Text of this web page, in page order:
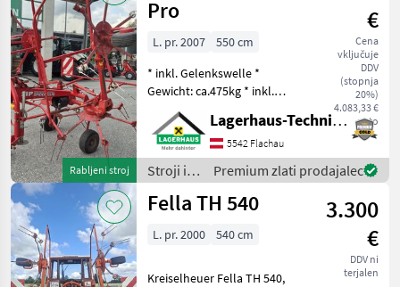
in
spravilo
/ Kuhn
Rabljeni stroj
Pro
€
Cena
vključuje
DDV
(stopnja
20%)
4.083,33 €
neto
L. pr. 2007
550 cm
* inkl. Gelenkswelle *
Gewicht: ca.475kg * inkl.
Tastrad * hydraulisch
klappbar * mech.
Grenzstreueinrichtung Wir
bitten telefonisch oder per
Mail Ihren Besuc
Lagerhaus-Technik Flachau
5542 Flachau
Stroji in
oprema
za žetev
spravilo
Premium zlati prodajalec
Fella TH 540
3.300
€
DDV ni
terjalen
L. pr. 2000 540 cm
Kreiselheuer Fella TH 540,